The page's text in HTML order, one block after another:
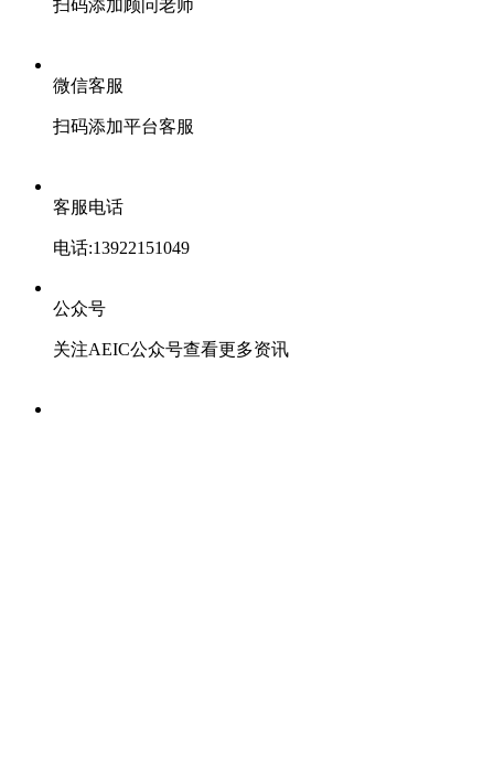
扫码添加顾问老师
微信客服
扫码添加平台客服
客服电话
电话:13922151049
公众号
关注AEIC公众号查看更多资讯